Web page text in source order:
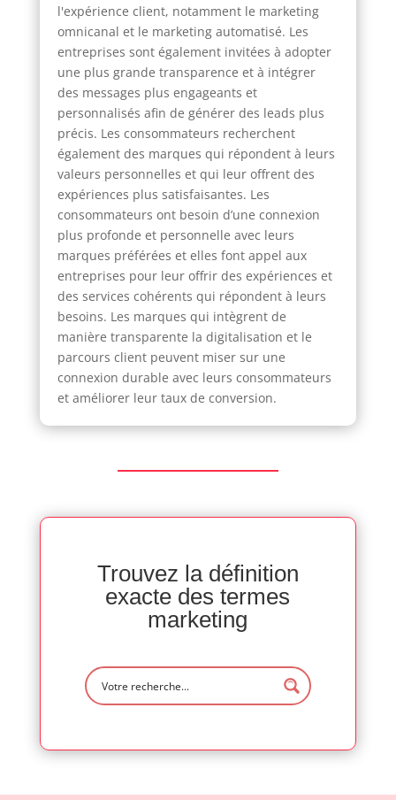
l'expérience client, notamment le marketing
omnicanal et le marketing automatisé. Les
entreprises sont également invitées à adopter
une plus grande transparence et à intégrer
des messages plus engageants et
personnalisés afin de générer des leads plus
précis. Les consommateurs recherchent
également des marques qui répondent à leurs
valeurs personnelles et qui leur offrent des
expériences plus satisfaisantes. Les
consommateurs ont besoin d’une connexion
plus profonde et personnelle avec leurs
marques préférées et elles font appel aux
entreprises pour leur offrir des expériences et
des services cohérents qui répondent à leurs
besoins. Les marques qui intègrent de
manière transparente la digitalisation et le
parcours client peuvent miser sur une
connexion durable avec leurs consommateurs
et améliorer leur taux de conversion.
Trouvez la définition
exacte des termes
marketing